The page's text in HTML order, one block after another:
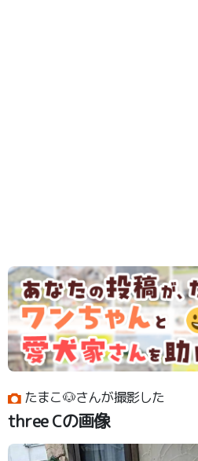
たまこ🐶さんが撮影した
three Cの画像